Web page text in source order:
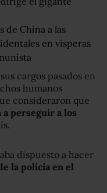
de China a las
en vísperas
cargos pasados en
humanos
consideraron que
perseguir a los
dispuesto a hacer
la policía en el